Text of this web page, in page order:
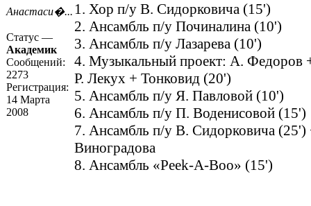
Анастаси�...
Статус —
Академик
Сообщений:
2273
Регистрация:
14 Марта
2008
1. Хор п/у В. Сидорковича (15')
2. Ансамбль п/у Починалина (10')
3. Ансамбль п/у Лазарева (10')
4. Музыкальный проект: А. Федоров
Р. Лекух + Тонковид (20')
5. Ансамбль п/у Я. Павловой (10')
6. Ансамбль п/у П. Воденисовой (15')
7. Ансамбль п/у В. Сидорковича
Виноградова
8. Ансамбль «Peek-A-Boo» (15')